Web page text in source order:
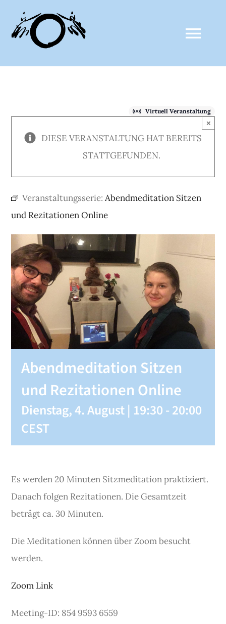
Inhalt
springen
AKTUELLES
KALENDER
SHOP
KONTAKT
Spenden
Virtuell Veranstaltung
DIESE VERANSTALTUNG HAT BEREITS
STATTGEFUNDEN.
×
Veranstaltungsserie:Abendmeditation Sitzen
und Rezitationen Online
Abendmeditation Sitzen
und Rezitationen Online
Dienstag, 4. August | 19:30-20:00
CEST
Es werden 20 Minuten Sitzmeditation praktiziert.
Danach folgen Rezitationen. Die Gesamtzeit
beträgt ca. 30 Minuten.
Die Meditationen können über Zoom besucht
werden.
Zoom Link
Meeting-ID: 854 9593 6559